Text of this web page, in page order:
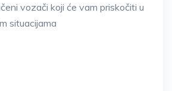
vozači koji će vam priskočiti u
situacijama